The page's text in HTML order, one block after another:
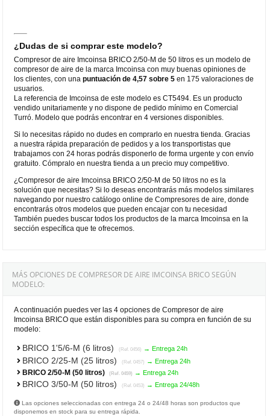
¿Dudas de si comprar este modelo?
Compresor de aire Imcoinsa BRICO 2/50-M de 50 litros es un modelo de
compresor de aire de la marca Imcoinsa con muy buenas opiniones de
los clientes, con unapuntuación de 4,57 sobre 5 en 175 valoraciones de
usuarios.
La referencia de Imcoinsa de este modelo es CT5494. Es un producto
vendido unitariamente y no dispone de pedido mínimo en Comercial
Turró. Modelo que podrás encontrar en 4 versiones disponibles.
Si lo necesitas rápido no dudes en comprarlo en nuestra tienda. Gracias
a nuestra rápida preparación de pedidos y a los transportistas que
trabajamos con 24 horas podrás disponerlo de forma urgente y con envío
gratuito. Cómpralo en nuestra tienda a un precio muy competitivo.
¿Compresor de aire Imcoinsa BRICO 2/50-M de 50 litros no es la
solución que necesitas? Si lo deseas encontrarás más modelos similares
navegando por nuestro catálogo online de Compresores de aire, donde
encontrarás otros modelos que pueden encajar con tu necesidad
También puedes buscar todos los productos de la marca Imcoinsa en la
sección específica que te ofrecemos.
MÁS OPCIONES DE COMPRESOR DE AIRE IMCOINSA BRICO SEGÚN
MODELO:
A continuación puedes ver las 4 opciones de Compresor de aire
Imcoinsa BRICO que están disponibles para su compra en función de su
modelo:
BRICO 1'5/6-M (6 litros) (Ref. 0456) → Entrega 24h
BRICO 2/25-M (25 litros) (Ref. 0457) → Entrega 24h
BRICO 2/50-M (50 litros) (Ref. 0459) → Entrega 24h
BRICO 3/50-M (50 litros) (Ref. 0453) → Entrega 24/48h
Las opciones seleccionadas con entrega 24 o 24/48 horas son productos que
disponemos en stock para su entrega rápida.